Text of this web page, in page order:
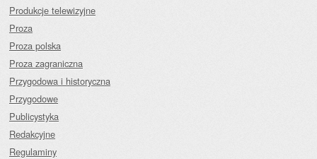
Produkcje telewizyjne
Proza
Proza polska
Proza zagraniczna
Przygodowa i historyczna
Przygodowe
Publicystyka
Redakcyjne
Regulaminy